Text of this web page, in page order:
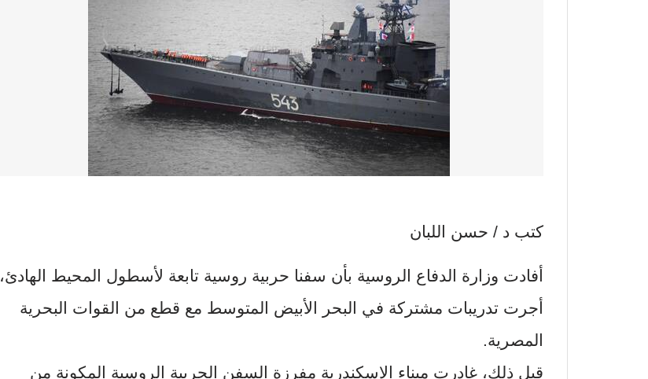
كتب د / حسن اللبان
أفادت وزارة الدفاع الروسية بأن سفنا حربية روسية تابعة لأسطول المحيط الهادئ،
أجرت تدريبات مشتركة في البحر الأبيض المتوسط مع قطع من القوات البحرية
المصرية.
قبل ذلك، غادرت ميناء الإسكندرية مفرزة السفن الحربية الروسية المكونة من